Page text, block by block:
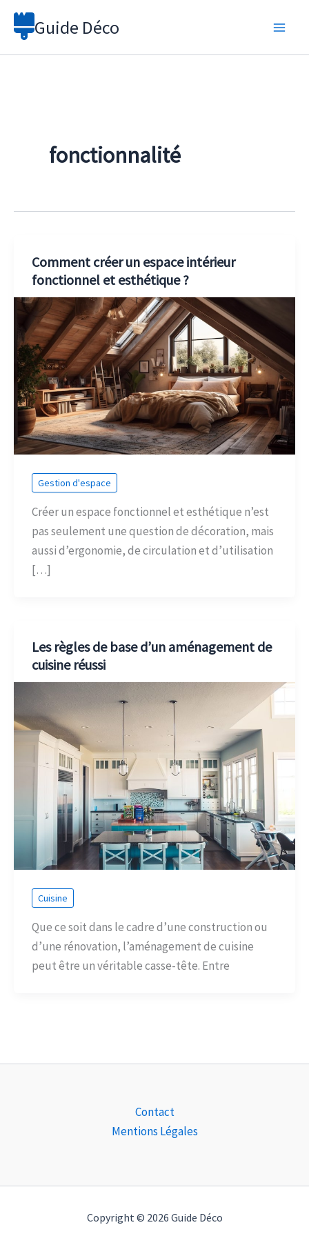
Aller
Guide Déco
fonctionnalité
Comment créer un espace intérieur
fonctionnel et esthétique ?
Gestion d'espace
Créer un espace fonctionnel et esthétique n’est
pas seulement une question de décoration, mais
aussi d’ergonomie, de circulation et d’utilisation
[…]
Les règles de base d’un aménagement de
cuisine réussi
Cuisine
Que ce soit dans le cadre d’une construction ou
d’une rénovation, l’aménagement de cuisine
peut être un véritable casse-tête. Entre
Contact
Mentions Légales
Copyright © 2026 Guide Déco